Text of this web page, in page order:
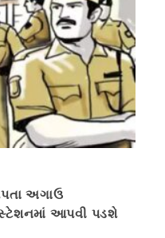
અગાઉ
સ્ટેશનમાં આપવી પડશે